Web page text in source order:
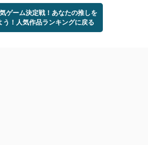
ゲーム決定戦！あなたの推しを
う！人気作品ランキングに戻る